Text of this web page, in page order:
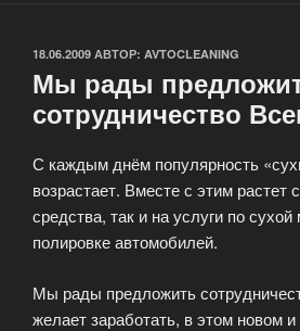
ОПУБЛИКОВАНО
18.06.2009 АВТОР: AVTOCLEANING
Мы рады
сотрудничество
С каждым днём популярность
возрастает. Вместе с этим растет
средства, так и на услуги по
полировке автомобилей.
Мы рады предложить
желает заработать, в этом новом